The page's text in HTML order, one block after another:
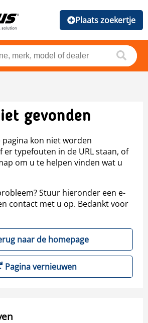
Plaats zoekertje
gevonden
pagina kon niet worden
er typefouten in de URL staan, of
om u te helpen vinden wat u
Stuur hieronder een e-
contact met u op. Bedankt voor
naar de homepage
Pagina vernieuwen